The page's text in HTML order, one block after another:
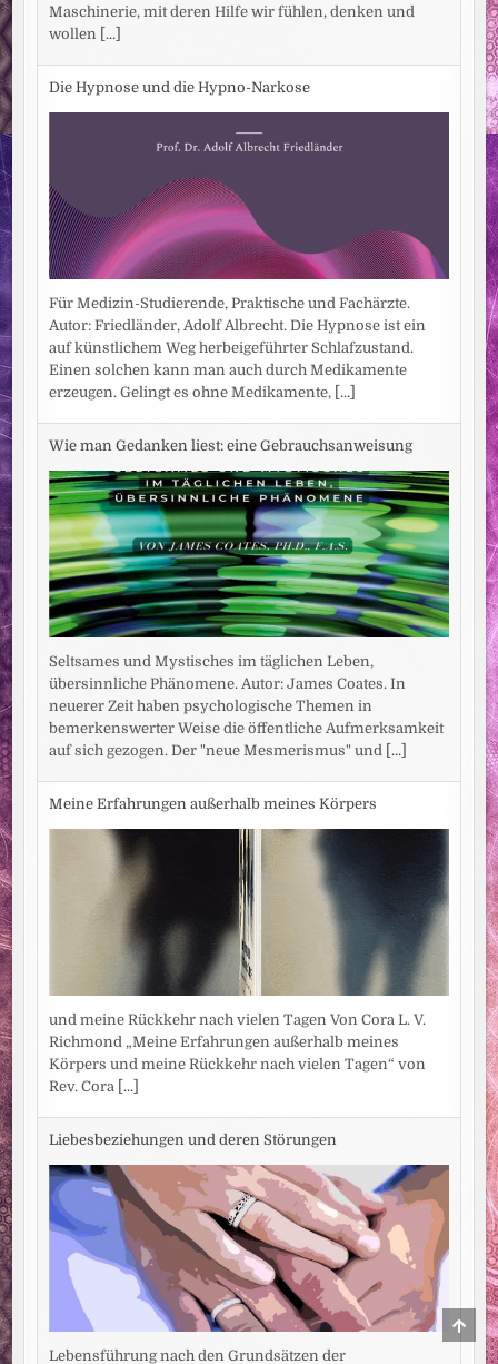
Maschinerie, mit deren Hilfe wir fühlen, denken und
wollen [...]
Die Hypnose und die Hypno-Narkose
Für Medizin-Studierende, Praktische und Fachärzte.
Autor: Friedländer, Adolf Albrecht. Die Hypnose ist ein
auf künstlichem Weg herbeigeführter Schlafzustand.
Einen solchen kann man auch durch Medikamente
erzeugen. Gelingt es ohne Medikamente, [...]
Wie man Gedanken liest: eine Gebrauchsanweisung
Seltsames und Mystisches im täglichen Leben,
übersinnliche Phänomene. Autor: James Coates. In
neuerer Zeit haben psychologische Themen in
bemerkenswerter Weise die öffentliche Aufmerksamkeit
auf sich gezogen. Der "neue Mesmerismus" und [...]
Meine Erfahrungen außerhalb meines Körpers
und meine Rückkehr nach vielen Tagen Von Cora L. V.
Richmond „Meine Erfahrungen außerhalb meines
Körpers und meine Rückkehr nach vielen Tagen“ von
Rev. Cora [...]
Liebesbeziehungen und deren Störungen
Lebensführung nach den Grundsätzen der
TO
TOP